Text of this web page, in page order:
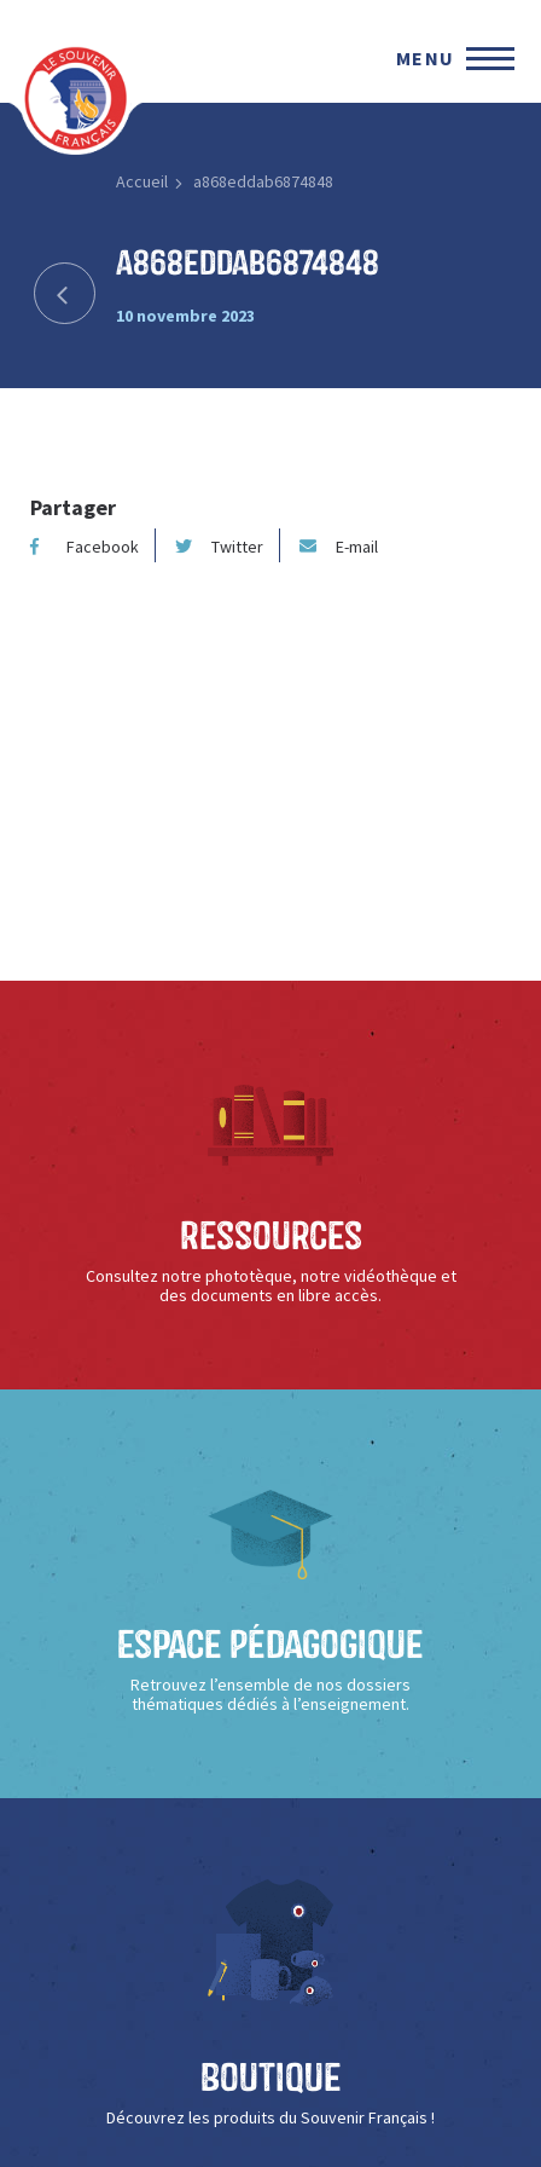
MENU
Accueil a868eddab6874848
a868eddab6874848
10 novembre 2023
Partager
Facebook Twitter E-mail
Ressources
Consultez notre phototèque, notre vidéothèque et
des documents en libre accès.
Espace Pédagogique
Retrouvez l’ensemble de nos dossiers
thématiques dédiés à l’enseignement.
Boutique
Découvrez les produits du Souvenir Français !